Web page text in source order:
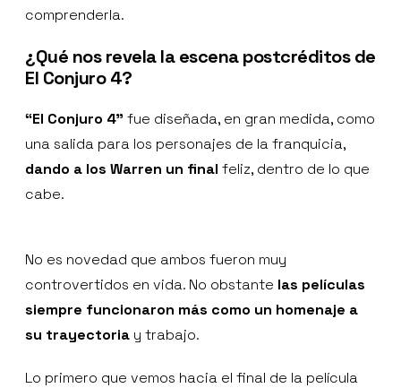
comprenderla.
¿Qué nos revela la escena postcréditos de
El Conjuro 4?
“El Conjuro 4" fue diseñada, en gran medida, como
una salida para los personajes de la franquicia,
dando a los Warren un final feliz, dentro de lo que
cabe.
No es novedad que ambos fueron muy
controvertidos en vida. No obstante las películas
siempre funcionaron más como un homenaje a
su trayectoria y trabajo.
Lo primero que vemos hacia el final de la película